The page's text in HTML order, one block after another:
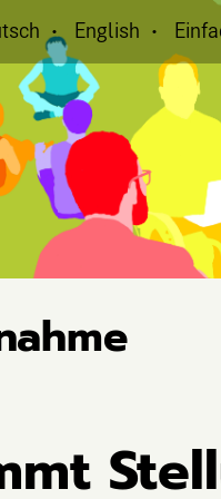
English